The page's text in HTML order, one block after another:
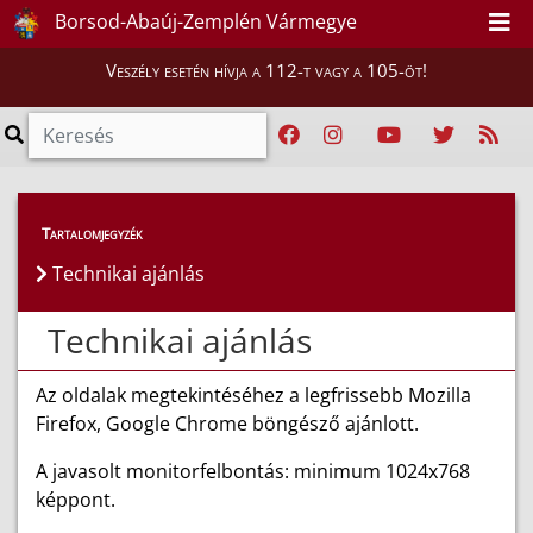
Borsod-Abaúj-Zemplén Vármegye
Veszély esetén hívja a 112-t vagy a 105-öt!
Tartalomjegyzék
Technikai ajánlás
Technikai ajánlás
Az oldalak megtekintéséhez a legfrissebb Mozilla
Firefox, Google Chrome böngésző ajánlott.
A javasolt monitorfelbontás: minimum 1024x768
képpont.